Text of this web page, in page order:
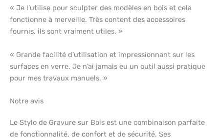
« Je l’utilise pour sculpter des modèles en bois et cela
fonctionne à merveille. Très content des accessoires
fournis, ils sont vraiment utiles. »
« Grande facilité d’utilisation et impressionnant sur les
surfaces en verre. Je n’ai jamais eu un outil aussi pratique
pour mes travaux manuels. »
Notre avis
Le Stylo de Gravure sur Bois est une combinaison parfaite
de fonctionnalité, de confort et de sécurité. Ses